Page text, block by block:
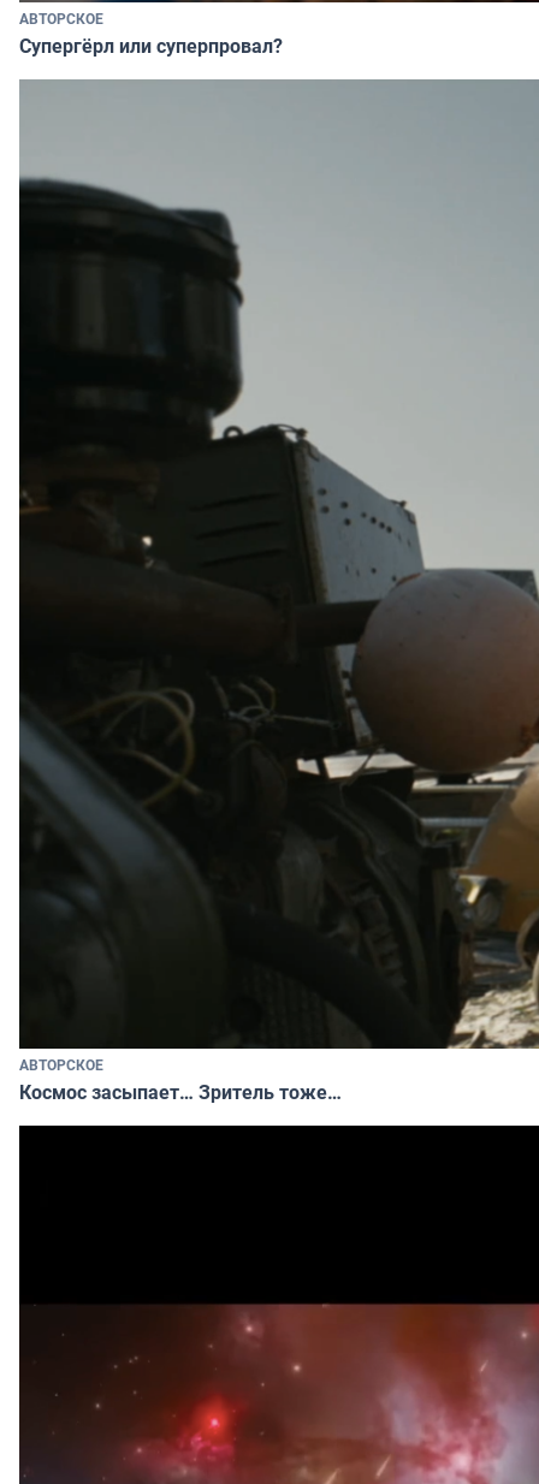
АВТОРСКОЕ
Супергёрл или суперпровал?
АВТОРСКОЕ
Космос засыпает… Зритель тоже…